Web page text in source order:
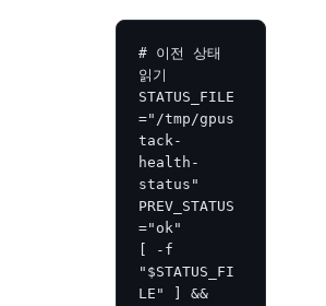
# 이전 상태
읽기
STATUS_FILE
="/tmp/gpus
tack-
health-
status"
PREV_STATUS
="ok"
[ -f
"$STATUS_FI
LE" ] &&